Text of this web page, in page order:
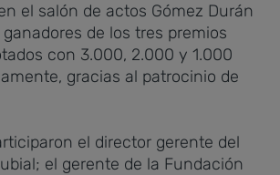
el salón de actos Gómez Durán
de los tres premios
con 3.000, 2.000 y 1.000
gracias al patrocinio de
el director gerente del
el gerente de la Fundación